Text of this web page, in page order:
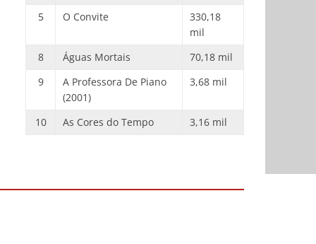
5
O Convite
330,18
mil
8
Águas Mortais
70,18 mil
9
A Professora De Piano
(2001)
3,68 mil
10 As Cores do Tempo 3,16 mil